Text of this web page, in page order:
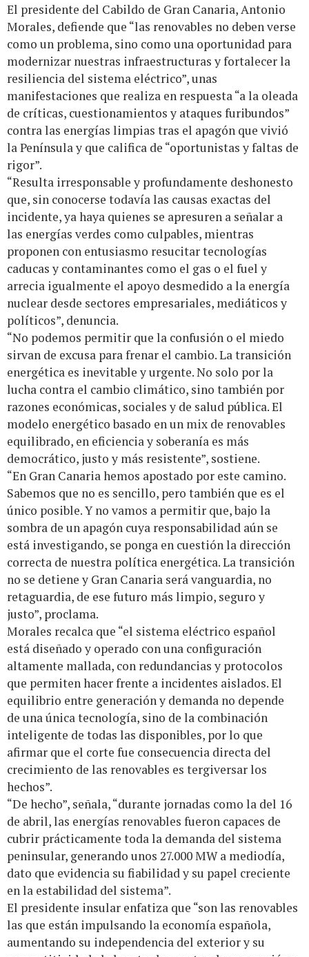
El presidente del Cabildo de Gran Canaria, Antonio
Morales, defiende que “las renovables no deben verse
como un problema, sino como una oportunidad para
modernizar nuestras infraestructuras y fortalecer la
resiliencia del sistema eléctrico”, unas
manifestaciones que realiza en respuesta “a la oleada
de críticas, cuestionamientos y ataques furibundos”
contra las energías limpias tras el apagón que vivió
la Península y que califica de “oportunistas y faltas de
rigor”.
“Resulta irresponsable y profundamente deshonesto
que, sin conocerse todavía las causas exactas del
incidente, ya haya quienes se apresuren a señalar a
las energías verdes como culpables, mientras
proponen con entusiasmo resucitar tecnologías
caducas y contaminantes como el gas o el fuel y
arrecia igualmente el apoyo desmedido a la energía
nuclear desde sectores empresariales, mediáticos y
políticos”, denuncia.
“No podemos permitir que la confusión o el miedo
sirvan de excusa para frenar el cambio. La transición
energética es inevitable y urgente. No solo por la
lucha contra el cambio climático, sino también por
razones económicas, sociales y de salud pública. El
modelo energético basado en un mix de renovables
equilibrado, en eficiencia y soberanía es más
democrático, justo y más resistente”, sostiene.
“En Gran Canaria hemos apostado por este camino.
Sabemos que no es sencillo, pero también que es el
único posible. Y no vamos a permitir que, bajo la
sombra de un apagón cuya responsabilidad aún se
está investigando, se ponga en cuestión la dirección
correcta de nuestra política energética. La transición
no se detiene y Gran Canaria será vanguardia, no
retaguardia, de ese futuro más limpio, seguro y
justo”, proclama.
Morales recalca que “el sistema eléctrico español
está diseñado y operado con una configuración
altamente mallada, con redundancias y protocolos
que permiten hacer frente a incidentes aislados. El
equilibrio entre generación y demanda no depende
de una única tecnología, sino de la combinación
inteligente de todas las disponibles, por lo que
afirmar que el corte fue consecuencia directa del
crecimiento de las renovables es tergiversar los
hechos”.
“De hecho”, señala, “durante jornadas como la del 16
de abril, las energías renovables fueron capaces de
cubrir prácticamente toda la demanda del sistema
peninsular, generando unos 27.000 MW a mediodía,
dato que evidencia su fiabilidad y su papel creciente
en la estabilidad del sistema”.
El presidente insular enfatiza que “son las renovables
las que están impulsando la economía española,
aumentando su independencia del exterior y su